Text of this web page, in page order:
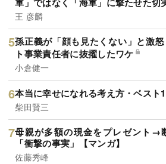
王 彦麟
孫正義が「顔も見たくない」と激
ト事業責任者に抜擢したワケ
小倉健一
本当に幸せになれる考え方・ベスト1
柴田賢三
母親が多額の現金をプレゼント→
「衝撃の事実」【マンガ】
佐藤秀峰